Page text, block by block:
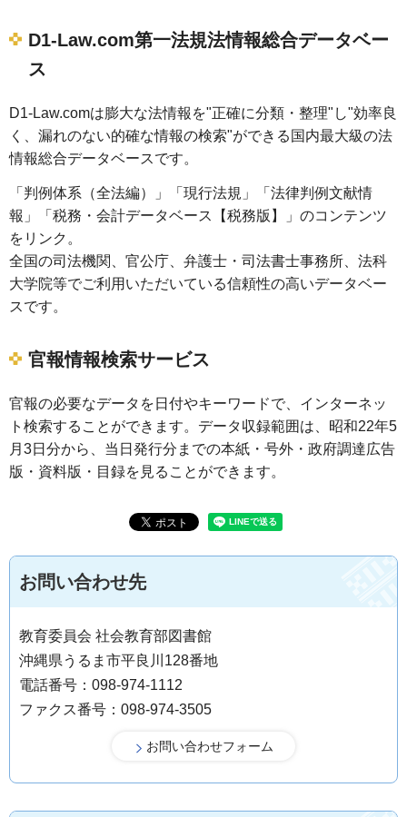
D1-Law.com第一法規法情報総合データベー
ス
D1-Law.comは膨大な法情報を"正確に分類・整理"し"効率良
く、漏れのない的確な情報の検索"ができる国内最大級の法
情報総合データベースです。
「判例体系（全法編）」「現行法規」「法律判例文献情
報」「税務・会計データベース【税務版】」のコンテンツ
をリンク。
全国の司法機関、官公庁、弁護士・司法書士事務所、法科
大学院等でご利用いただいている信頼性の高いデータベー
スです。
官報情報検索サービス
官報の必要なデータを日付やキーワードで、インターネッ
ト検索することができます。データ収録範囲は、昭和22年5
月3日分から、当日発行分までの本紙・号外・政府調達広告
版・資料版・目録を見ることができます。
お問い合わせ先
教育委員会 社会教育部図書館
沖縄県うるま市平良川128番地
電話番号：098-974-1112
ファクス番号：098-974-3505